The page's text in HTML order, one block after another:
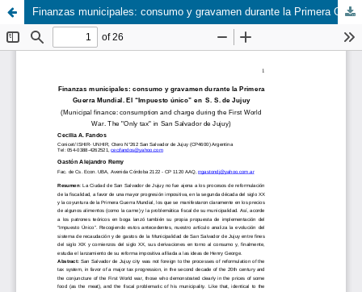
Finanzas municipales: consumo y gravamen durante la Primera Guerra Mundial. El “Impuesto único” en S. S. de Jujuy